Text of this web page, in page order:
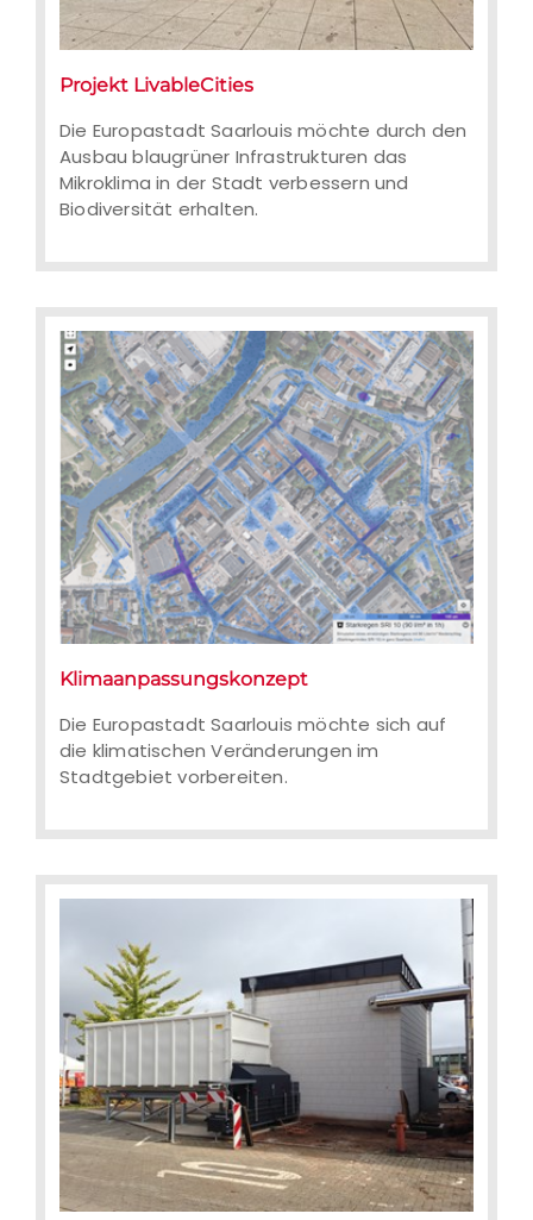
Projekt LivableCities
Die Europastadt Saarlouis möchte durch den
Ausbau blaugrüner Infrastrukturen das
Mikroklima in der Stadt verbessern und
Biodiversität erhalten.
Klimaanpassungskonzept
Die Europastadt Saarlouis möchte sich auf
die klimatischen Veränderungen im
Stadtgebiet vorbereiten.